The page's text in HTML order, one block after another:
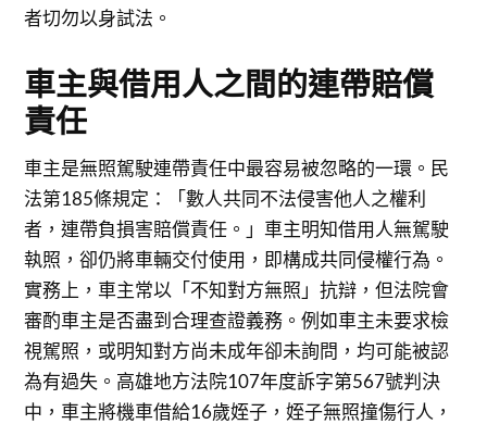
者切勿以身試法。
車主與借用人之間的連帶賠償
責任
車主是無照駕駛連帶責任中最容易被忽略的一環。民
法第185條規定：「數人共同不法侵害他人之權利
者，連帶負損害賠償責任。」車主明知借用人無駕駛
執照，卻仍將車輛交付使用，即構成共同侵權行為。
實務上，車主常以「不知對方無照」抗辯，但法院會
審酌車主是否盡到合理查證義務。例如車主未要求檢
視駕照，或明知對方尚未成年卻未詢問，均可能被認
為有過失。高雄地方法院107年度訴字第567號判決
中，車主將機車借給16歲姪子，姪子無照撞傷行人，